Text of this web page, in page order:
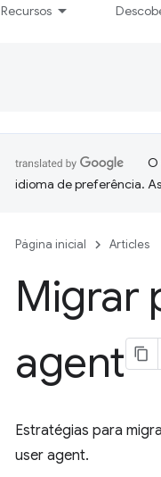
Recursos
O
idioma de preferência.
Página inicial Articles
Migrar
agent
Estratégias para
user agent.